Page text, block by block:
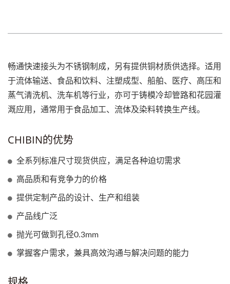
畅通快速接头为不锈钢制成，另有提供铜材质供选择。适用
于流体输送、食品和饮料、注塑成型、船舶、医疗、高压和
蒸气清洗机、洗车机等行业，亦可于铸模冷却管路和花园灌
溉应用，通常用于食品加工、流体及染料转换生产线。
CHIBIN的优势
全系列标准尺寸现货供应，满足各种迫切需求
高品质和有竞争力的价格
提供定制产品的设计、生产和组装
产品线广泛
抛光可做到孔径0.3mm
掌握客户需求，兼具高效沟通与解决问题的能力